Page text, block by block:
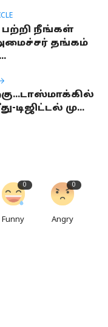
நீங்கள்
தங்கம்
டிஜிட்டல் மு...
0
Funny
0
Angry